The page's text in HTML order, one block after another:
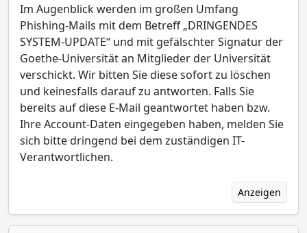
Im Augenblick werden im großen Umfang
Phishing-Mails mit dem Betreff „DRINGENDES
SYSTEM-UPDATE“ und mit gefälschter Signatur der
Goethe-Universität an Mitglieder der Universität
verschickt. Wir bitten Sie diese sofort zu löschen
und keinesfalls darauf zu antworten. Falls Sie
bereits auf diese E-Mail geantwortet haben bzw.
Ihre Account-Daten eingegeben haben, melden Sie
sich bitte dringend bei dem zuständigen IT-
Verantwortlichen.
Anzeigen